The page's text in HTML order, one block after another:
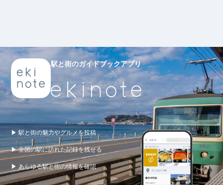
駅と街のガイドブックアプリ
▶ 駅と街の魅力やグルメを投稿
▶ 全国の駅に訪れた記録を残せる
▶ あらゆる駅と街の情報を確認